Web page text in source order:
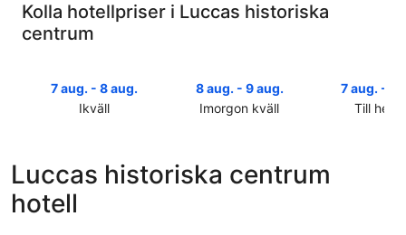
Kolla hotellpriser i Luccas historiska
centrum
7 aug. - 8 aug.
Ikväll
Luccas
historiska
centrum
8 aug. - 9 aug.
Imorgon kväll
Luccas
7 aug. - 9
Till
Luccas historiska centrum
hotell